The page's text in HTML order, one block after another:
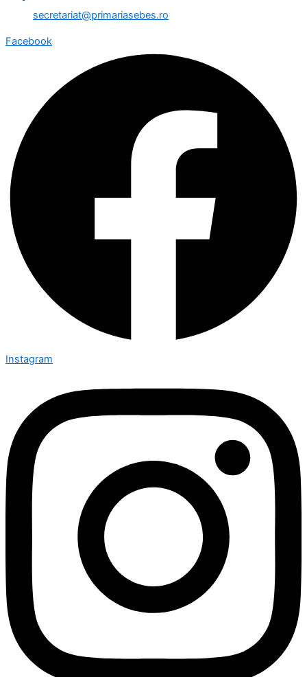
secretariat@primariasebes.ro
Facebook
Instagram